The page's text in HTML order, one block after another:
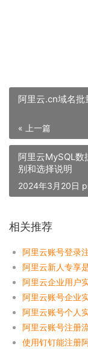
阿里云.cn域名批
« 上一篇
阿里云MySQL数
别和选择说明
2024年3月20日
相关推荐
阿里云新人专享
阿里云账号企业
阿里云账号个人
使用钉钉能注册